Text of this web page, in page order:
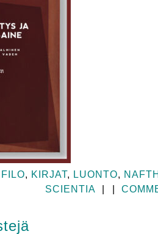
FILO, KIRJAT, LUONTO,
SCIENTIA
| |